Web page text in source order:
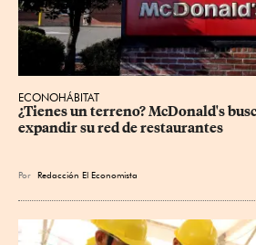
ECONOHÁBITAT
¿Tienes un terreno? McDonald's
expandir su red de restaurantes
Por Redacción El Economista